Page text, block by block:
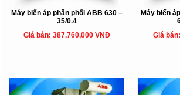
Máy biến áp phân phối ABB 630 –
35/0.4
Giá bán: 387,760,000 VNĐ
Máy biến
Giá